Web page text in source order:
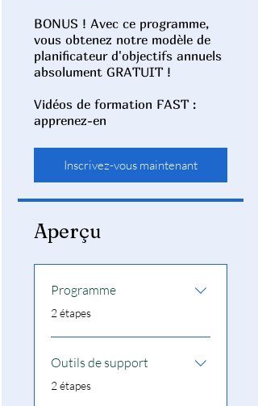
BONUS ! Avec ce programme,
vous obtenez notre modèle de
planificateur d'objectifs annuels
absolument GRATUIT !
Vidéos de formation FAST :
apprenez-en
Inscrivez-vous maintenant
Aperçu
Programme
.2 étapes
Outils de support
.2 étapes